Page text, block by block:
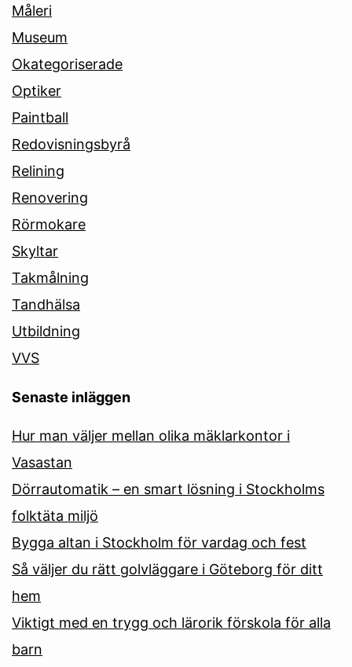
Måleri
Museum
Okategoriserade
Optiker
Paintball
Redovisningsbyrå
Relining
Renovering
Rörmokare
Skyltar
Takmålning
Tandhälsa
Utbildning
VVS
Senaste inläggen
Hur man väljer mellan olika mäklarkontor i
Vasastan
Dörrautomatik – en smart lösning i Stockholms
folktäta miljö
Bygga altan i Stockholm för vardag och fest
Så väljer du rätt golvläggare i Göteborg för ditt
hem
Viktigt med en trygg och lärorik förskola för alla
barn